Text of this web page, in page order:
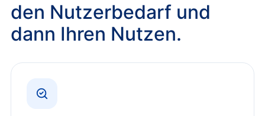
den Nutzerbedarf und
dann Ihren Nutzen.